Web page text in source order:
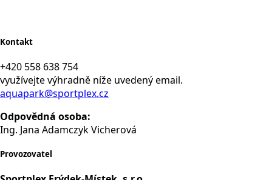
Kontakt
+420 558 638 754
využívejte výhradně níže uvedený email.
aquapark@sportplex.cz
Odpovědná osoba:
Ing. Jana Adamczyk Vicherová
Provozovatel